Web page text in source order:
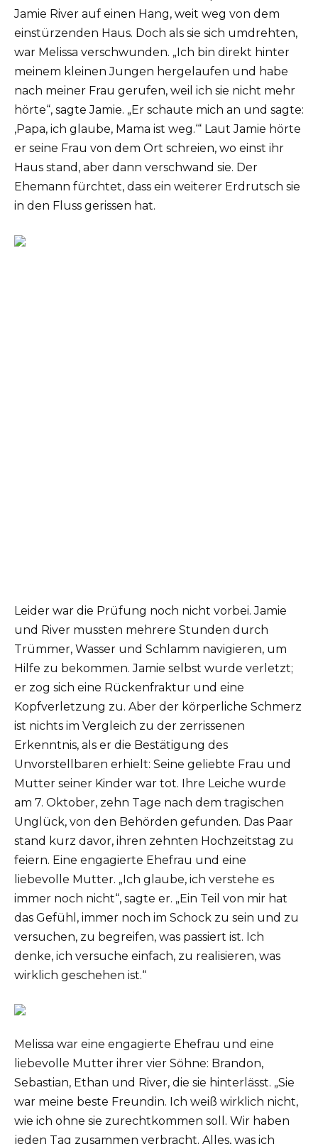
Jamie River auf einen Hang, weit weg von dem
einstürzenden Haus. Doch als sie sich umdrehten,
war Melissa verschwunden. „Ich bin direkt hinter
meinem kleinen Jungen hergelaufen und habe
nach meiner Frau gerufen, weil ich sie nicht mehr
hörte“, sagte Jamie. „Er schaute mich an und sagte:
‚Papa, ich glaube, Mama ist weg.‘“ Laut Jamie hörte
er seine Frau von dem Ort schreien, wo einst ihr
Haus stand, aber dann verschwand sie. Der
Ehemann fürchtet, dass ein weiterer Erdrutsch sie
in den Fluss gerissen hat.
Leider war die Prüfung noch nicht vorbei. Jamie
und River mussten mehrere Stunden durch
Trümmer, Wasser und Schlamm navigieren, um
Hilfe zu bekommen. Jamie selbst wurde verletzt;
er zog sich eine Rückenfraktur und eine
Kopfverletzung zu. Aber der körperliche Schmerz
ist nichts im Vergleich zu der zerrissenen
Erkenntnis, als er die Bestätigung des
Unvorstellbaren erhielt: Seine geliebte Frau und
Mutter seiner Kinder war tot. Ihre Leiche wurde
am 7. Oktober, zehn Tage nach dem tragischen
Unglück, von den Behörden gefunden. Das Paar
stand kurz davor, ihren zehnten Hochzeitstag zu
feiern. Eine engagierte Ehefrau und eine
liebevolle Mutter. „Ich glaube, ich verstehe es
immer noch nicht“, sagte er. „Ein Teil von mir hat
das Gefühl, immer noch im Schock zu sein und zu
versuchen, zu begreifen, was passiert ist. Ich
denke, ich versuche einfach, zu realisieren, was
wirklich geschehen ist.“
Melissa war eine engagierte Ehefrau und eine
liebevolle Mutter ihrer vier Söhne: Brandon,
Sebastian, Ethan und River, die sie hinterlässt. „Sie
war meine beste Freundin. Ich weiß wirklich nicht,
wie ich ohne sie zurechtkommen soll. Wir haben
jeden Tag zusammen verbracht. Alles, was ich